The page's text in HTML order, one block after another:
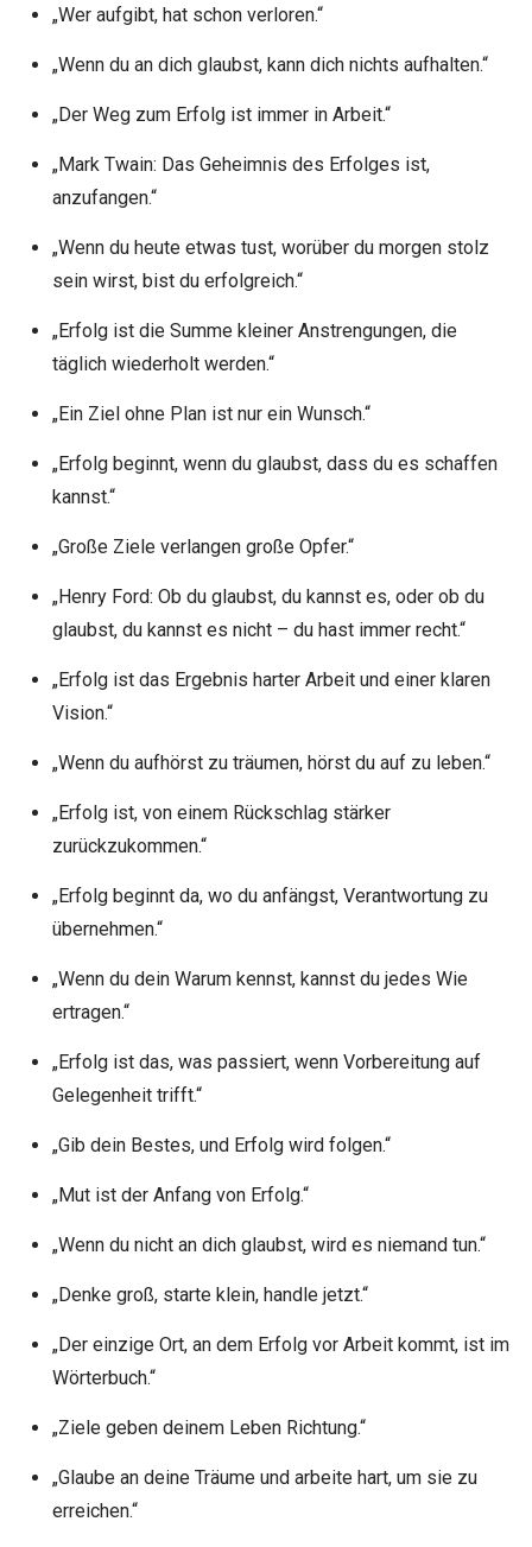
„Wer aufgibt, hat schon verloren.“
„Wenn du an dich glaubst, kann dich nichts aufhalten.“
„Der Weg zum Erfolg ist immer in Arbeit.“
„Mark Twain: Das Geheimnis des Erfolges ist,
anzufangen.“
„Wenn du heute etwas tust, worüber du morgen stolz
sein wirst, bist du erfolgreich.“
„Erfolg ist die Summe kleiner Anstrengungen, die
täglich wiederholt werden.“
„Ein Ziel ohne Plan ist nur ein Wunsch.“
„Erfolg beginnt, wenn du glaubst, dass du es schaffen
kannst.“
„Große Ziele verlangen große Opfer.“
„Henry Ford: Ob du glaubst, du kannst es, oder ob du
glaubst, du kannst es nicht – du hast immer recht.“
„Erfolg ist das Ergebnis harter Arbeit und einer klaren
Vision.“
„Wenn du aufhörst zu träumen, hörst du auf zu leben.“
„Erfolg ist, von einem Rückschlag stärker
zurückzukommen.“
„Erfolg beginnt da, wo du anfängst, Verantwortung zu
übernehmen.“
„Wenn du dein Warum kennst, kannst du jedes Wie
ertragen.“
„Erfolg ist das, was passiert, wenn Vorbereitung auf
Gelegenheit trifft.“
„Gib dein Bestes, und Erfolg wird folgen.“
„Mut ist der Anfang von Erfolg.“
„Wenn du nicht an dich glaubst, wird es niemand tun.“
„Denke groß, starte klein, handle jetzt.“
„Der einzige Ort, an dem Erfolg vor Arbeit kommt, ist im
Wörterbuch.“
„Ziele geben deinem Leben Richtung.“
„Glaube an deine Träume und arbeite hart, um sie zu
erreichen.“